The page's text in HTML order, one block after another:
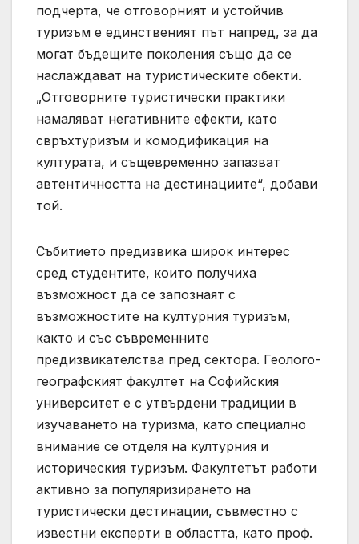
подчерта, че отговорният и устойчив
туризъм е единственият път напред, за да
могат бъдещите поколения също да се
наслаждават на туристическите обекти.
„Отговорните туристически практики
намаляват негативните ефекти, като
свръхтуризъм и комодификация на
културата, и същевременно запазват
автентичността на дестинациите“, добави
той.
Събитието предизвика широк интерес
сред студентите, които получиха
възможност да се запознаят с
възможностите на културния туризъм,
както и със съвременните
предизвикателства пред сектора. Геолого-
географският факултет на Софийския
университет е с утвърдени традиции в
изучаването на туризма, като специално
внимание се отделя на културния и
историческия туризъм. Факултетът работи
активно за популяризирането на
туристически дестинации, съвместно с
известни експерти в областта, като проф.